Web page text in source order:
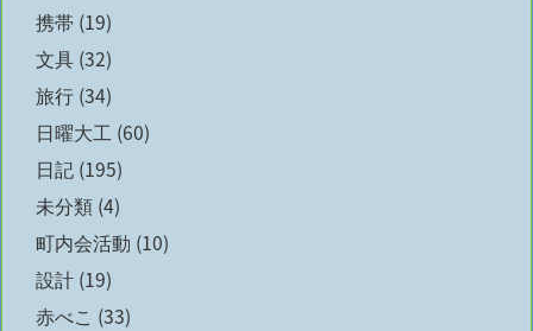
携帯 (19)
文具 (32)
旅行 (34)
日曜大工 (60)
日記 (195)
未分類 (4)
町内会活動 (10)
設計 (19)
赤べこ (33)